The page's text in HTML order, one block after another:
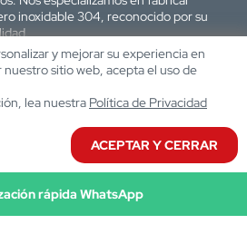
inoxidable 304, reconocido por su
rápida WhatsApp
y mejorar su experiencia en
sitio web, acepta el uso de
lea nuestra Política de Privacidad
ACEPTAR Y CERRAR